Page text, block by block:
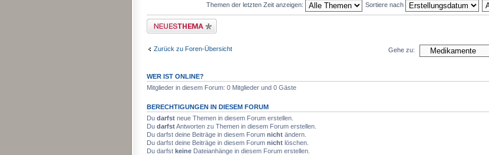
Themen der letzten Zeit anzeigen: Sortiere nach
Neues Thema erstellen
Zurück zu Foren-Übersicht Gehe zu:
WER IST ONLINE?
Mitglieder in diesem Forum: 0 Mitglieder und 0 Gäste
BERECHTIGUNGEN IN DIESEM FORUM
Du darfst neue Themen in diesem Forum erstellen.
Du darfstAntworten zu Themen in diesem Forum erstellen.
Du darfst deine Beiträge in diesem Forum nicht ändern.
Du darfst deine Beiträge in diesem Forum nicht löschen.
Du darfst keine Dateianhänge in diesem Forum erstellen.